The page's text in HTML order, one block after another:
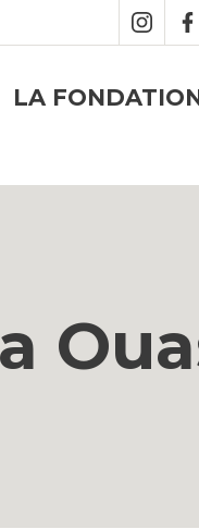
LA